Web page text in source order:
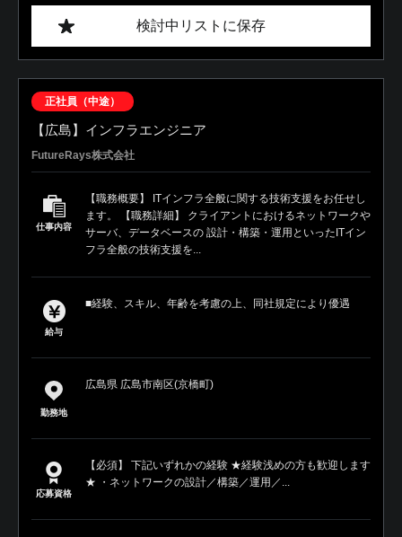
検討中リストに保存
正社員（中途）
【広島】インフラエンジニア
FutureRays株式会社
仕事内容
【職務概要】 ITインフラ全般に関する技術支援をお任せし
ます。 【職務詳細】 クライアントにおけるネットワークや
サーバ、データベースの 設計・構築・運用といったITイン
フラ全般の技術支援を...
給与
■経験、スキル、年齢を考慮の上、同社規定により優遇
勤務地
広島県 広島市南区(京橋町)
応募資格
【必須】 下記いずれかの経験 ★経験浅めの方も歓迎します
★ ・ネットワークの設計／構築／運用／...